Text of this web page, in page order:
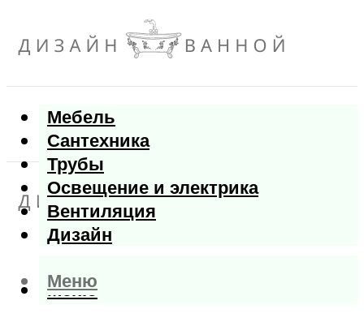
Мебель
Сантехника
Трубы
Освещение и электрика
Вентиляция
Дизайн
Меню
Меню